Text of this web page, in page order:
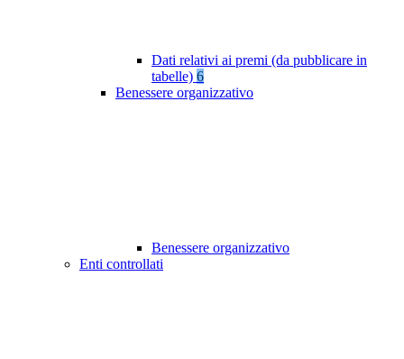
Dati relativi ai premi (da pubblicare in
tabelle) 6
Benessere organizzativo
Benessere organizzativo
Enti controllati